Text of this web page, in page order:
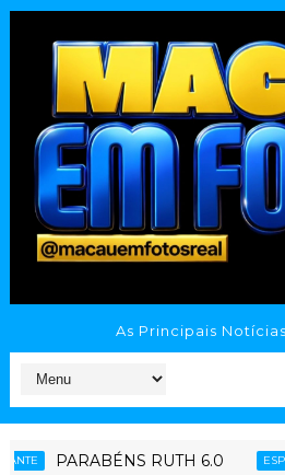
As Principais
RUTH 6.0 ESPORTE